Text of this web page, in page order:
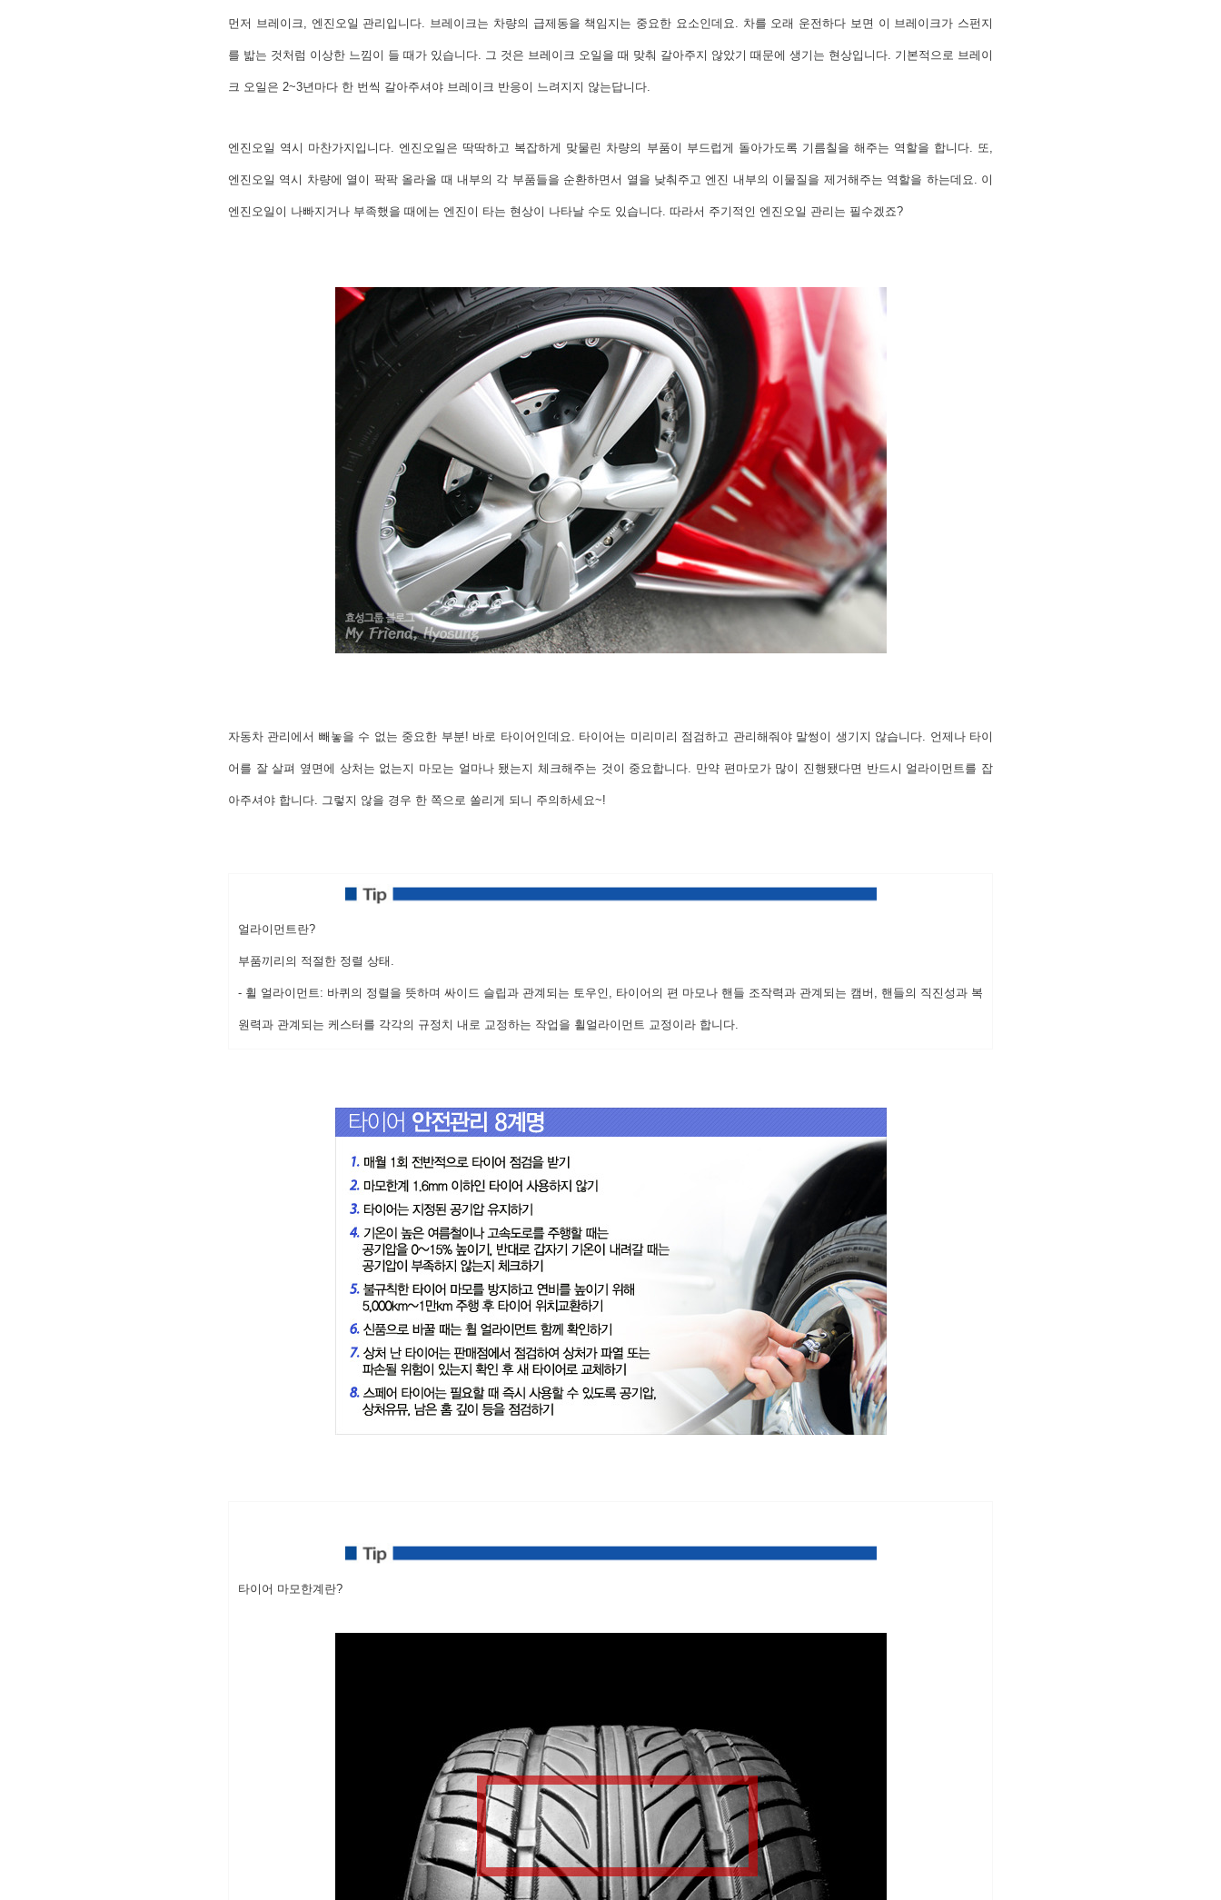
먼저 브레이크, 엔진오일 관리입니다. 브레이크는 차량의 급제동을 책임지는 중요한 요소인데요. 차를 오래 운전하다 보면 이 브레이크가 스펀지
를 밟는 것처럼 이상한 느낌이 들 때가 있습니다. 그 것은 브레이크 오일을 때 맞춰 갈아주지 않았기 때문에 생기는 현상입니다. 기본적으로 브레이
크 오일은 2~3년마다 한 번씩 갈아주셔야 브레이크 반응이 느려지지 않는답니다.
엔진오일 역시 마찬가지입니다. 엔진오일은 딱딱하고 복잡하게 맞물린 차량의 부품이 부드럽게 돌아가도록 기름칠을 해주는 역할을 합니다. 또,
엔진오일 역시 차량에 열이 팍팍 올라올 때 내부의 각 부품들을 순환하면서 열을 낮춰주고 엔진 내부의 이물질을 제거해주는 역할을 하는데요. 이
엔진오일이 나빠지거나 부족했을 때에는 엔진이 타는 현상이 나타날 수도 있습니다. 따라서 주기적인 엔진오일 관리는 필수겠죠?
자동차 관리에서 빼놓을 수 없는 중요한 부분! 바로 타이어인데요. 타이어는 미리미리 점검하고 관리해줘야 말썽이 생기지 않습니다. 언제나 타이
어를 잘 살펴 옆면에 상처는 없는지 마모는 얼마나 됐는지 체크해주는 것이 중요합니다. 만약 편마모가 많이 진행됐다면 반드시 얼라이먼트를 잡
아주셔야 합니다. 그렇지 않을 경우 한 쪽으로 쏠리게 되니 주의하세요~!
얼라이먼트란?
부품끼리의 적절한 정렬 상태.
- 휠 얼라이먼트: 바퀴의 정렬을 뜻하며 싸이드 슬립과 관계되는 토우인, 타이어의 편 마모나 핸들 조작력과 관계되는 캠버, 핸들의 직진성과 복
원력과 관계되는 케스터를 각각의 규정치 내로 교정하는 작업을 휠얼라이먼트 교정이라 합니다.
타이어 마모한계란?